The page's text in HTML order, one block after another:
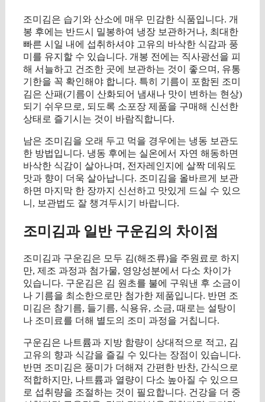
조미김은 습기와 산소에 매우 민감한 식품입니다. 개
봉 후에는 반드시 밀봉하여 냉장 보관하거나, 최대한
빠른 시일 내에 섭취하셔야 고유의 바삭한 식감과 풍
미를 유지할 수 있습니다. 개봉 전에는 직사광선을 피
해 서늘하고 건조한 곳에 보관하는 것이 좋으며, 유통
기한을 꼭 확인해야 합니다. 특히 기름이 포함된 조미
김은 산패(기름이 산화되어 냄새나 맛이 변하는 현상)
되기 쉬우므로, 되도록 소포장 제품을 구매해 신선한
상태로 즐기시는 것이 바람직합니다.
남은 조미김을 오래 두고 먹을 경우에는 냉동 보관도
한 방법입니다. 냉동 후에는 실온에서 자연 해동하면
바삭한 식감이 살아나며, 전자레인지에 살짝 데워도
맛과 향이 더욱 살아납니다. 조미김을 올바르게 보관
하면 마지막 한 장까지 신선하고 맛있게 드실 수 있으
니, 보관법도 잘 챙겨두시기 바랍니다.
조미김과 일반 구운김의 차이점
조미김과 구운김은 모두 김(해조류)을 주원료로 하지
만, 제조 과정과 첨가물, 영양성분에서 다소 차이가
있습니다. 구운김은 김 원초를 불에 구워낸 후 소금이
나 기름을 최소한으로만 첨가한 제품입니다. 반면 조
미김은 참기름, 들기름, 식용유, 소금, 때로는 설탕이
나 조미료를 더해 별도의 조미 과정을 거칩니다.
구운김은 나트륨과 지방 함량이 상대적으로 적고, 김
고유의 향과 식감을 즐길 수 있다는 장점이 있습니다.
반면 조미김은 풍미가 더해져 간편한 반찬, 간식으로
적합하지만, 나트륨과 열량이 다소 높아질 수 있으므
로 섭취량을 조절하는 것이 필요합니다. 건강을 더 중